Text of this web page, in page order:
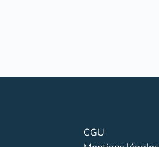
CGU